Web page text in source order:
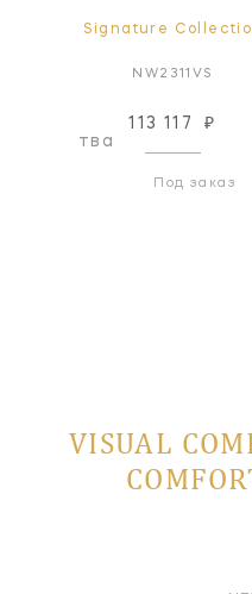
Signature
NW2311VS
113 117 ₽
Под заказ
VISUAL